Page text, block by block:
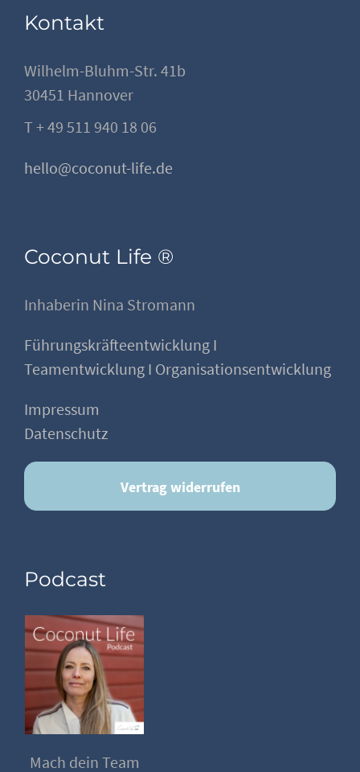
Kontakt
Wilhelm-Bluhm-Str. 41b
30451 Hannover
T + 49 511 940 18 06
hello@coconut-life.de
Coconut Life ®
Inhaberin Nina Stromann
Führungskräfteentwicklung I
Teamentwicklung I Organisationsentwicklung
Impressum
Datenschutz
Vertrag widerrufen
Podcast
Mach dein Team